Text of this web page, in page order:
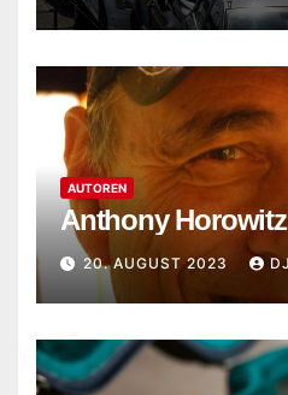
AUTOREN
Anthony Horowitz
20. AUGUST 2023